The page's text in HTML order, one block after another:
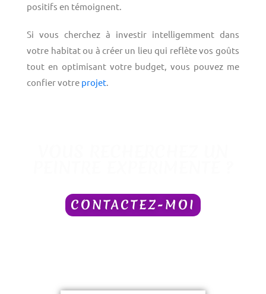
positifs en témoignent.
Si vous cherchez à investir intelligemment dans
votre habitat ou à créer un lieu qui reflète vos goûts
tout en optimisant votre budget, vous pouvez me
confier votre projet.
CONTACTEZ-MOI